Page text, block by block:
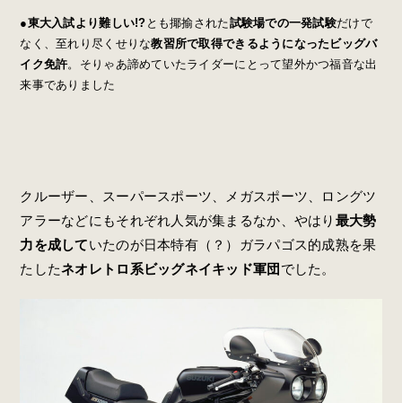
●東大入試より難しい!? とも揶揄された試験場での一発試験だけで
なく、至れり尽くせりな教習所で取得できるようになったビッグバ
イク免許。そりゃあ諦めていたライダーにとって望外かつ福音な出
来事でありました
クルーザー、スーパースポーツ、メガスポーツ、ロングツ
アラーなどにもそれぞれ人気が集まるなか、やはり 最大勢
力を成していたのが日本特有（？）ガラパゴス的成熟を果
たしたネオレトロ系ビッグネイキッド軍団 でした。